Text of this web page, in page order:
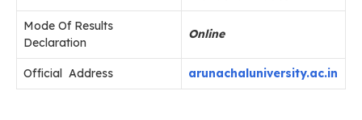
Mode Of Results
Declaration
Online
Official Address arunachaluniversity.ac.in